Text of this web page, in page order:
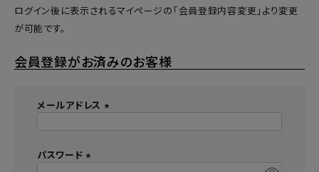
ログイン後に表示されるマイページの「会員登録内容変更」より変更
が可能です。
会員登録がお済みのお客様
メールアドレス
)
パスワード